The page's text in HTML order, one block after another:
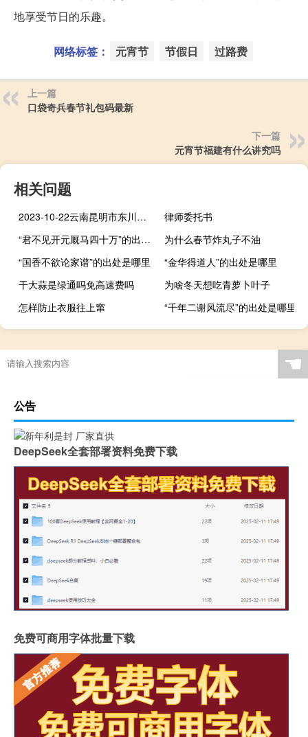
地享受节日的乐趣。
网络标签： 元宵节 节假日 过路费
上一篇
口袋奇兵春节礼包码最新
下一篇
元宵节福建有什么讲究吗
相关问题
2023-10-22云南昆明市东川区(白灵菇)的报价是多少
律师委托书
“君不见开元厩马四十万”的出处是哪里
为什么春节炸丸子不油
“国香不欲论家谱”的出处是哪里
“金华得道人”的出处是哪里
干大蒜是绿通吗免高速费吗
为啥冬天想吃青萝卜叶子
怎样防止衣服往上窜
“千年二谢风流尽”的出处是哪里
☚
公告
DeepSeek全套部署资料免费下载
免费可商用字体批量下载